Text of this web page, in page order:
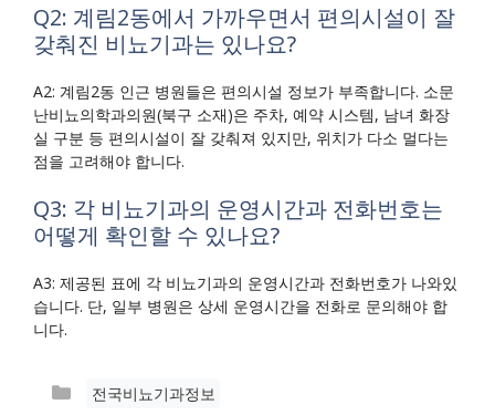
Q2: 계림2동에서 가까우면서 편의시설이 잘
갖춰진 비뇨기과는 있나요?
A2: 계림2동 인근 병원들은 편의시설 정보가 부족합니다. 소문
난비뇨의학과의원(북구 소재)은 주차, 예약 시스템, 남녀 화장
실 구분 등 편의시설이 잘 갖춰져 있지만, 위치가 다소 멀다는
점을 고려해야 합니다.
Q3: 각 비뇨기과의 운영시간과 전화번호는
어떻게 확인할 수 있나요?
A3: 제공된 표에 각 비뇨기과의 운영시간과 전화번호가 나와있
습니다. 단, 일부 병원은 상세 운영시간을 전화로 문의해야 합
니다.
카
전국비뇨기과정보